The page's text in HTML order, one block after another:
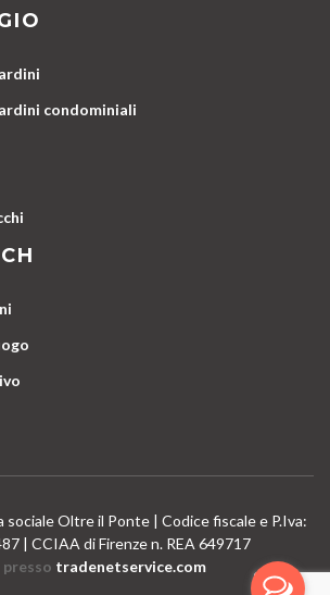
condominiali
Oltre il Ponte | Codice fiscale e P.Iva:
| CCIAA di Firenze n. REA 649717
tradenetservice.com